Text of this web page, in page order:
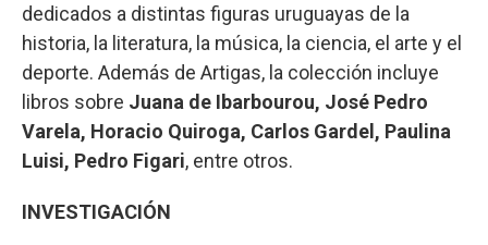
dedicados a distintas figuras uruguayas de la
historia, la literatura, la música, la ciencia, el arte y el
deporte. Además de Artigas, la colección incluye
libros sobre Juana de Ibarbourou, José Pedro
Varela, Horacio Quiroga, Carlos Gardel, Paulina
Luisi, Pedro Figari, entre otros.
INVESTIGACIÓN